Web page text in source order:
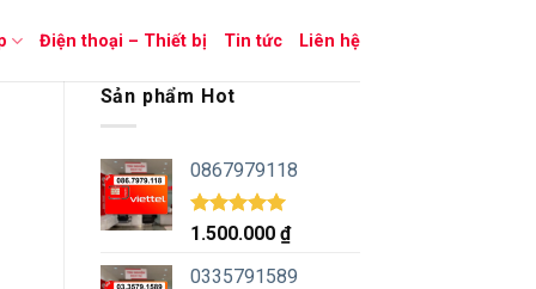
Điện thoại – Thiết bị Tin tức Liên hệ
Sản phẩm Hot
0867979118
Được xếp
5 sao
1.500.000 ₫
0335791589